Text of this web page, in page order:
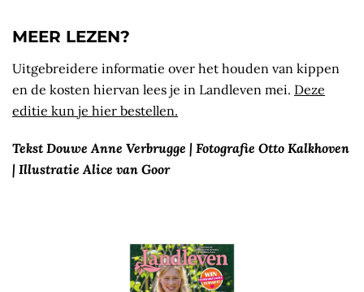
MEER LEZEN?
Uitgebreidere informatie over het houden van kippen
en de kosten hiervan lees je in Landleven mei. Deze
editie kun je hier bestellen.
Tekst Douwe Anne Verbrugge | Fotografie Otto Kalkhoven
| Illustratie Alice van Goor